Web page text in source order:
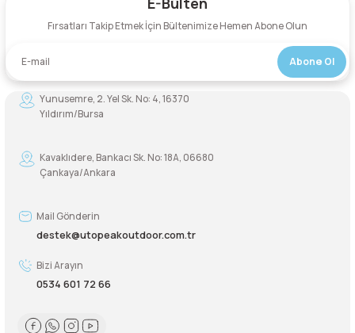
Fırsatları Takip Etmek İçin Bültenimize Hemen Abone Olun
Abone Ol
Yunusemre, 2. Yel Sk. No: 4, 16370
Yıldırım/Bursa
Kavaklıdere, Bankacı Sk. No: 18A, 06680
Çankaya/Ankara
Mail Gönderin
destek@utopeakoutdoor.com.tr
Bizi Arayın
0534 601 72 66